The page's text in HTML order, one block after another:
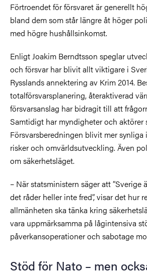
Förtroendet för försvaret är generellt
bland dem som står längre åt höger
med högre hushållsinkomst.
Enligt Joakim Berndtsson speglar
och försvar har blivit allt viktigare i
Rysslands annektering av Krim 2014.
totalförsvarsplanering, återaktiverad
försvarsanslag har bidragit till att
Samtidigt har myndigheter och aktörer
Försvarsberedningen blivit mer
risker och omvärldsutveckling. Även
om säkerhetsläget.
– När statsministern säger att ”Sverige
det råder heller inte fred”, visar det hur
allmänheten ska tänka kring
vara uppmärksamma på lågintensiva
påverkansoperationer och sabotage
Stöd för Nato – men